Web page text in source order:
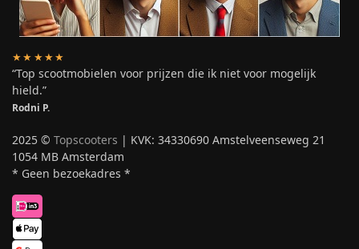
★★★★★
“Top scootmobielen voor prijzen die ik niet voor mogelijk
hield.”
Rodni P.
2025 © Topscooters | KVK: 34330690 Amstelveenseweg 21
1054 MB Amsterdam
* Geen bezoekadres *